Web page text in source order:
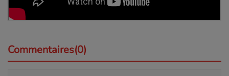
Commentaires(0)